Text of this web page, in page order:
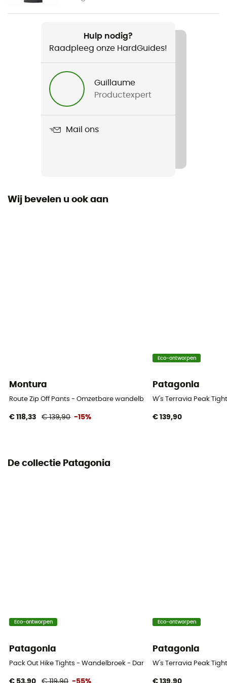
Gewicht
W's Skyline Traveler Pants - Reg
Kenmerken
Protection UV 40+
Winddicht
No
Zakken
88% nylon (recyclé à 52%) et 12% élasthanne
Hulp nodig?
Raadpleeg onze HardGuides!
Guillaume
Productexpert
Mail ons
Wij bevelen u ook aan
Montura
Route Zip Off Pants - Omzetbare wandelbroek - Dames
€ 118,33 € 139,90 -15%
Eco-ontworpen
Patagonia
W's Terravia Peak
€ 139,90
De collectie Patagonia
Eco-ontworpen
Patagonia
Pack Out Hike Tights - Wandelbroek - Dames
€ 53,90 € 119,90 -55%
Eco-ontworpen
Patagonia
W's Terravia Peak
€ 139,90